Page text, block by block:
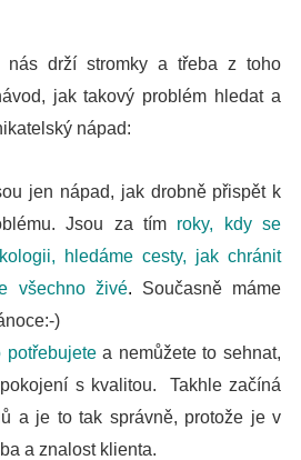
nás drží stromky a třeba z toho
jak takový problém hledat a
nápad:
jen nápad, jak drobně přispět k
Jsou za tím roky, kdy se
hledáme cesty, jak chránit
všechno živé. Současně máme
)
potřebujete a nemůžete to sehnat,
s kvalitou. Takhle začíná
a je to tak správně, protože je v
a znalost klienta.